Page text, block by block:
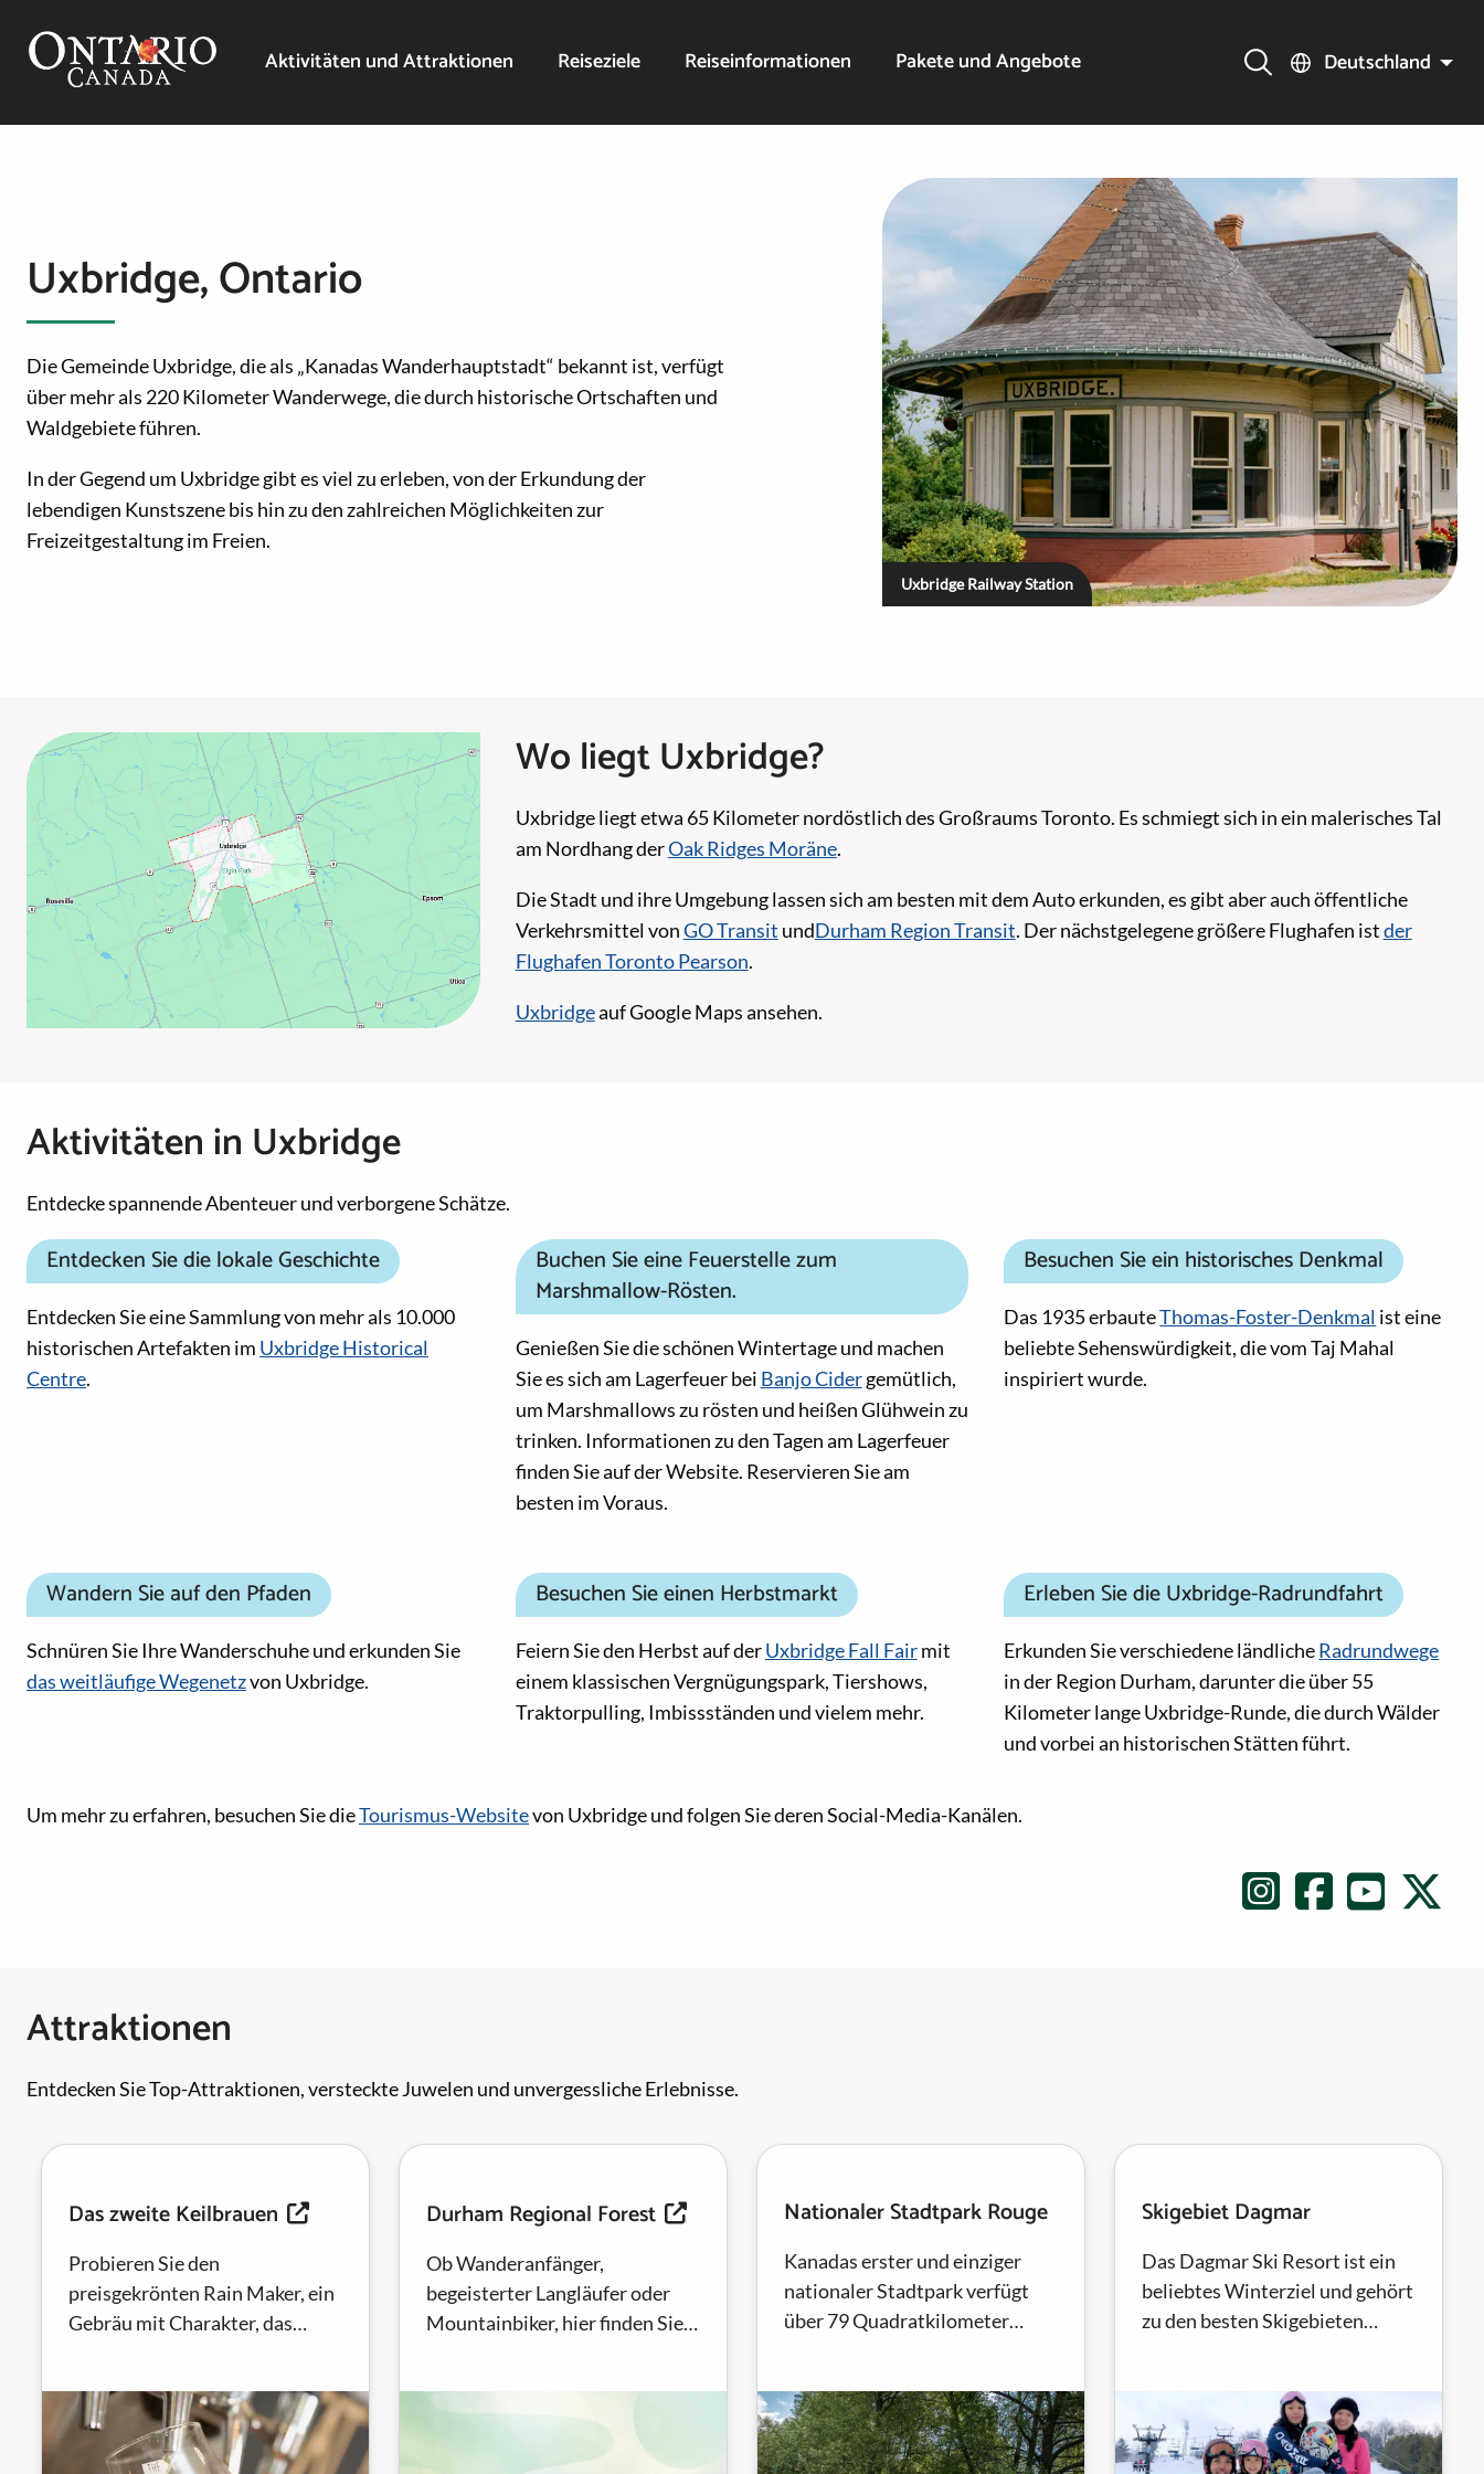
Aktivitäten und Attraktionen Reiseziele Reiseinformationen Pakete und Angebote Deutschland
Uxbridge, Ontario
Die Gemeinde Uxbridge, die als „Kanadas Wanderhauptstadt“ bekannt ist, verfügt
über mehr als 220 Kilometer Wanderwege, die durch historische Ortschaften und
Waldgebiete führen.
In der Gegend um Uxbridge gibt es viel zu erleben, von der Erkundung der
lebendigen Kunstszene bis hin zu den zahlreichen Möglichkeiten zur
Freizeitgestaltung im Freien.
Uxbridge Railway Station
Wo liegt Uxbridge?
Uxbridge liegt etwa 65 Kilometer nordöstlich des Großraums Toronto. Es schmiegt sich in ein malerisches Tal
am Nordhang derOak Ridges Moräne.
Die Stadt und ihre Umgebung lassen sich am besten mit dem Auto erkunden, es gibt aber auch öffentliche
Verkehrsmittel vonGO Transit undDurham Region Transit. Der nächstgelegene größere Flughafen istder
Flughafen Toronto Pearson.
Uxbridgeauf Google Maps ansehen.
Aktivitäten in Uxbridge
Entdecke spannende Abenteuer und verborgene Schätze.
Entdecken Sie die lokale Geschichte
Entdecken Sie eine Sammlung von mehr als 10.000
historischen Artefakten im Uxbridge Historical
Centre.
Buchen Sie eine Feuerstelle zum
Marshmallow-Rösten.
Genießen Sie die schönen Wintertage und machen
Sie es sich am Lagerfeuer bei Banjo Cidergemütlich,
um Marshmallows zu rösten und heißen Glühwein zu
trinken. Informationen zu den Tagen am Lagerfeuer
finden Sie auf der Website. Reservieren Sie am
besten im Voraus.
Besuchen Sie ein historisches Denkmal
Das 1935 erbauteThomas-Foster-Denkmal ist eine
beliebte Sehenswürdigkeit, die vom Taj Mahal
inspiriert wurde.
Wandern Sie auf den Pfaden
Schnüren Sie Ihre Wanderschuhe und erkunden Sie
das weitläufige Wegenetzvon Uxbridge.
Besuchen Sie einen Herbstmarkt
Feiern Sie den Herbst auf derUxbridge Fall Fairmit
einem klassischen Vergnügungspark, Tiershows,
Traktorpulling, Imbissständen und vielem mehr.
Erleben Sie die Uxbridge-Radrundfahrt
Erkunden Sie verschiedene ländlicheRadrundwege
in der Region Durham, darunter die über 55
Kilometer lange Uxbridge-Runde, die durch Wälder
und vorbei an historischen Stätten führt.
Social-Media-Links
Um mehr zu erfahren, besuchen Sie dieTourismus-Websitevon Uxbridge und folgen Sie deren Social-Media-Kanälen.
Attraktionen
Entdecken Sie Top-Attraktionen, versteckte Juwelen und unvergessliche Erlebnisse.
Das zweite Keilbrauen
Probieren Sie den
preisgekrönten Rain Maker, ein
Gebräu mit Charakter, das
Durham Regional Forest
Ob Wanderanfänger,
begeisterter Langläufer oder
Mountainbiker, hier finden Sie
Nationaler Stadtpark Rouge
Kanadas erster und einziger
nationaler Stadtpark verfügt
über 79 Quadratkilometer
Moraine im Norden.
Skigebiet Dagmar
Das Dagmar Ski Resort ist ein
beliebtes Winterziel und gehört
zu den besten Skigebieten